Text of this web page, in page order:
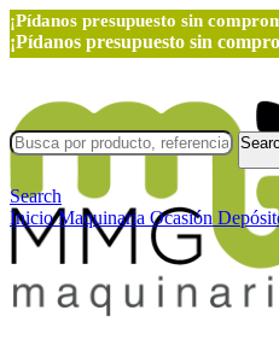
¡Pídanos presupuesto sin
¡Pídanos presupuesto sin
Search
InicioMaquinaria Ocasión